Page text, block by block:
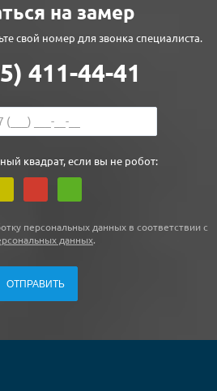
на замер
свой номер для звонка специалиста.
411-44-41
квадрат, если вы не робот:
персональных данных в соответствии с
данных.